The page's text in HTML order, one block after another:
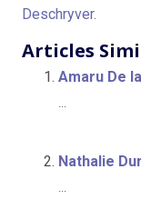
Deschryver.
Articles
Amaru De
...
Nathalie
...